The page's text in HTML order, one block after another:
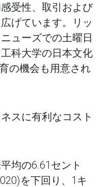
受性、取引および
げています。リッ
ューズでの土曜日
科大学の日本文化
の機会も用意され
スに有利なコスト
均の6.61セント
を下回り、1キ